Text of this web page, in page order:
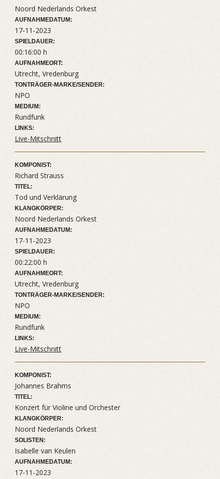
Noord Nederlands Orkest
AUFNAHMEDATUM:
17-11-2023
SPIELDAUER:
00:16:00 h
AUFNAHMEORT:
Utrecht, Vredenburg
TONTRÄGER-MARKE/SENDER:
NPO
MEDIUM:
Rundfunk
LINKS:
Live-Mitschnitt
KOMPONIST:
Richard Strauss
TITEL:
Tod und Verklärung
KLANGKÖRPER:
Noord Nederlands Orkest
AUFNAHMEDATUM:
17-11-2023
SPIELDAUER:
00:22:00 h
AUFNAHMEORT:
Utrecht, Vredenburg
TONTRÄGER-MARKE/SENDER:
NPO
MEDIUM:
Rundfunk
LINKS:
Live-Mitschnitt
KOMPONIST:
Johannes Brahms
TITEL:
Konzert für Violine und Orchester
KLANGKÖRPER:
Noord Nederlands Orkest
SOLISTEN:
Isabelle van Keulen
AUFNAHMEDATUM:
17-11-2023